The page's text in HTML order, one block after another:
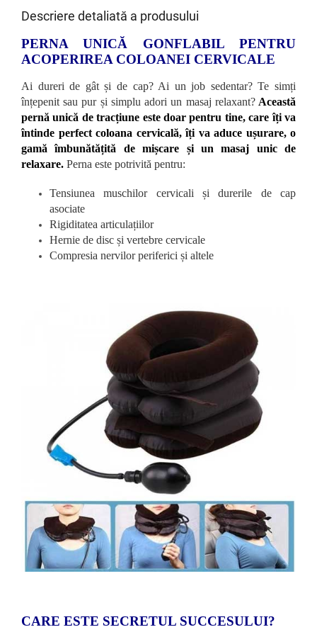
Descriere detaliată a produsului
PERNA UNICĂ GONFLABIL PENTRU
ACOPERIREA COLOANEI CERVICALE
Ai dureri de gât și de cap? Ai un job sedentar? Te simți
înțepenit sau pur și simplu adori un masaj relaxant?Această
pernă unică de tracțiune este doar pentru tine, care îți va
întinde perfect coloana cervicală, îți va aduce ușurare, o
gamă îmbunătățită de mișcare și un masaj unic de
relaxare. Perna este potrivită pentru:
Tensiunea muschilor cervicali și durerile de cap
asociate
Rigiditatea articulațiilor
Hernie de disc și vertebre cervicale
Compresia nervilor periferici și altele
CARE ESTE SECRETUL SUCCESULUI?